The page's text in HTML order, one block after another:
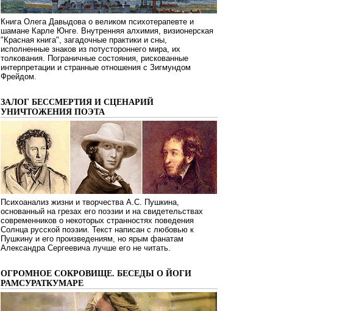
Книга Олега Давыдова о великом психотерапевте и
шамане Карле Юнге. Внутренняя алхимия, визионерская
"Красная книга", загадочные практики и сны,
исполненные знаков из потустороннего мира, их
толкования. Пограничные состояния, рискованные
интерпретации и странные отношения с Зигмундом
Фрейдом.
ЗАЛОГ БЕССМЕРТИЯ И СЦЕНАРИЙ
УНИЧТОЖЕНИЯ ПОЭТА
Психоанализ жизни и творчества А.С. Пушкина,
основанный на грезах его поэзии и на свидетельствах
современников о некоторых странностях поведения
Солнца русской поэзии. Текст написан с любовью к
Пушкину и его произведениям, но ярым фанатам
Александра Сергеевича лучше его не читать.
ОГРОМНОЕ СОКРОВИЩЕ. БЕСЕДЫ О ЙОГИ
РАМСУРАТКУМАРЕ